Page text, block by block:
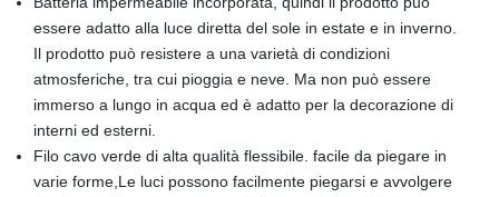
essere adatto alla luce diretta del sole in estate e in inverno.
Il prodotto può resistere a una varietà di condizioni
atmosferiche, tra cui pioggia e neve. Ma non può essere
immerso a lungo in acqua ed è adatto per la decorazione di
interni ed esterni.
Filo cavo verde di alta qualità flessibile. facile da piegare in
varie forme,Le luci possono facilmente piegarsi e avvolgere